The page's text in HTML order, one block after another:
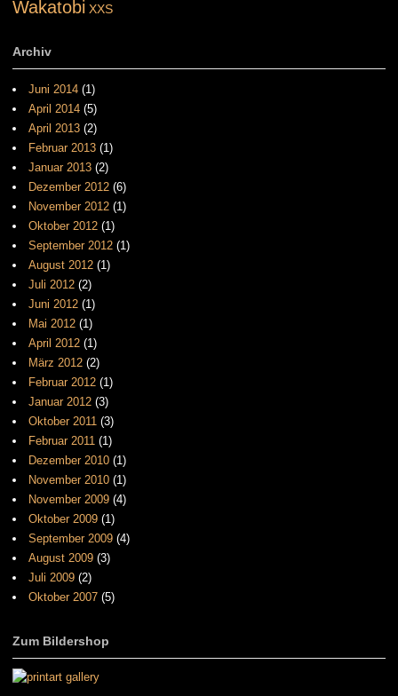
Wakatobi XXS
Archiv
Juni 2014 (1)
April 2014 (5)
April 2013 (2)
Februar 2013 (1)
Januar 2013 (2)
Dezember 2012 (6)
November 2012 (1)
Oktober 2012 (1)
September 2012 (1)
August 2012 (1)
Juli 2012 (2)
Juni 2012 (1)
Mai 2012 (1)
April 2012 (1)
März 2012 (2)
Februar 2012 (1)
Januar 2012 (3)
Oktober 2011 (3)
Februar 2011 (1)
Dezember 2010 (1)
November 2010 (1)
November 2009 (4)
Oktober 2009 (1)
September 2009 (4)
August 2009 (3)
Juli 2009 (2)
Oktober 2007 (5)
Zum Bildershop